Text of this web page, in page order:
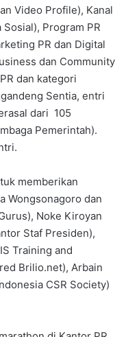
Video Profile), Kanal
Program PR
PR dan Digital
dan Community
dan kategori
Sentia, entri
dari 105
Pemerintah).
memberikan
Wongsonagoro dan
Noke Kiroyan
Staf Presiden),
Training and
Brilio.net), Arbain
CSR Society)